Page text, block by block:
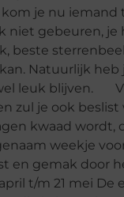
je nu iemand
niet gebeuren, je
beste
Natuurlijk heb
leuk blijven.
zul je ook beslist
kwaad wordt,
weekje
en gemak door
t/m 21 mei De